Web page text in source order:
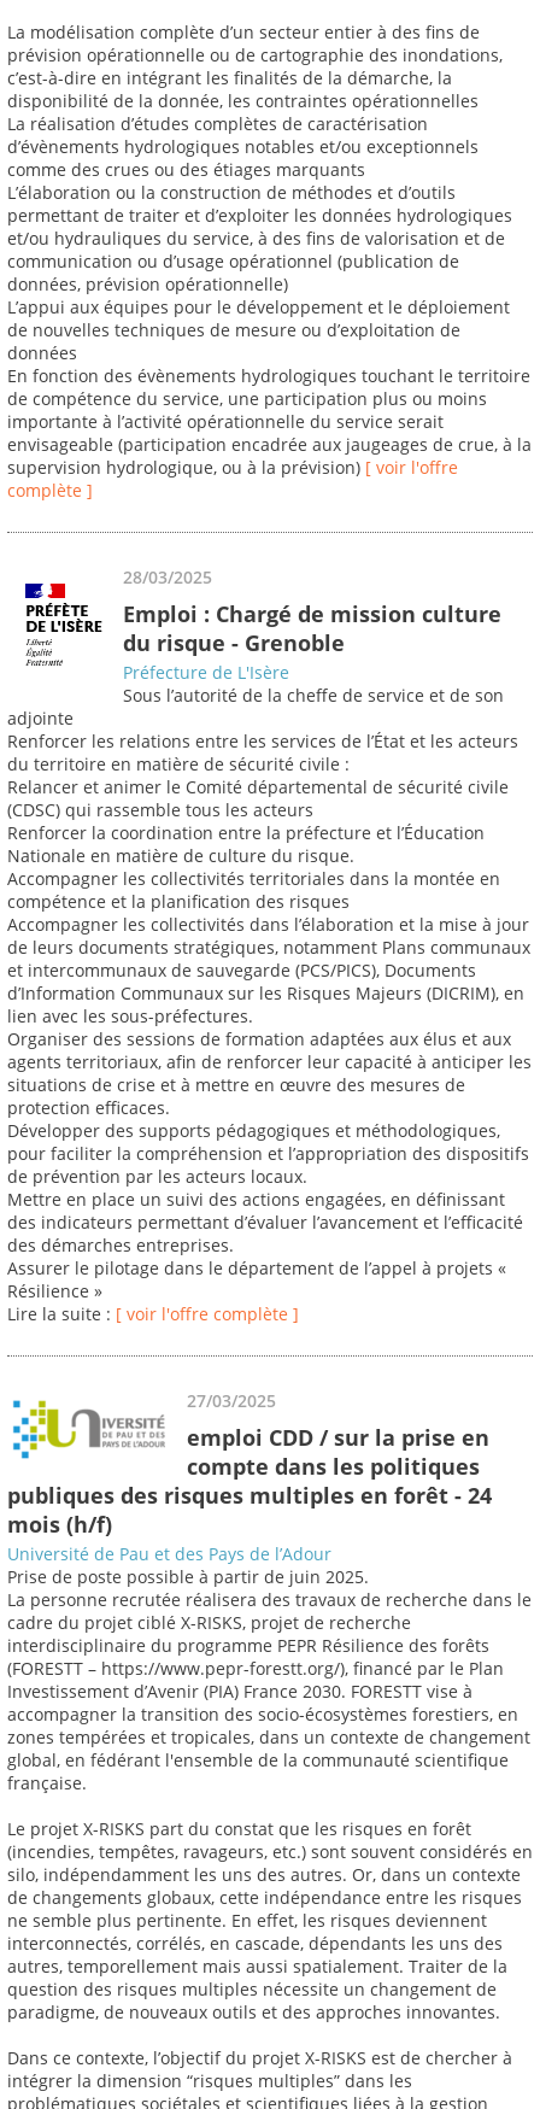
La modélisation complète d’un secteur entier à des fins de
prévision opérationnelle ou de cartographie des inondations,
c’est-à-dire en intégrant les finalités de la démarche, la
disponibilité de la donnée, les contraintes opérationnelles
La réalisation d’études complètes de caractérisation
d’évènements hydrologiques notables et/ou exceptionnels
comme des crues ou des étiages marquants
L’élaboration ou la construction de méthodes et d’outils
permettant de traiter et d’exploiter les données hydrologiques
et/ou hydrauliques du service, à des fins de valorisation et de
communication ou d’usage opérationnel (publication de
données, prévision opérationnelle)
L’appui aux équipes pour le développement et le déploiement
de nouvelles techniques de mesure ou d’exploitation de
données
En fonction des évènements hydrologiques touchant le territoire
de compétence du service, une participation plus ou moins
importante à l’activité opérationnelle du service serait
envisageable (participation encadrée aux jaugeages de crue, à la
supervision hydrologique, ou à la prévision) [ voir l'offre
complète ]
28/03/2025
Emploi : Chargé de mission culture
du risque - Grenoble
Préfecture de L'Isère
Sous l’autorité de la cheffe de service et de son
adjointe
Renforcer les relations entre les services de l’État et les acteurs
du territoire en matière de sécurité civile :
Relancer et animer le Comité départemental de sécurité civile
(CDSC) qui rassemble tous les acteurs
Renforcer la coordination entre la préfecture et l’Éducation
Nationale en matière de culture du risque.
Accompagner les collectivités territoriales dans la montée en
compétence et la planification des risques
Accompagner les collectivités dans l’élaboration et la mise à jour
de leurs documents stratégiques, notamment Plans communaux
et intercommunaux de sauvegarde (PCS/PICS), Documents
d’Information Communaux sur les Risques Majeurs (DICRIM), en
lien avec les sous-préfectures.
Organiser des sessions de formation adaptées aux élus et aux
agents territoriaux, afin de renforcer leur capacité à anticiper les
situations de crise et à mettre en œuvre des mesures de
protection efficaces.
Développer des supports pédagogiques et méthodologiques,
pour faciliter la compréhension et l’appropriation des dispositifs
de prévention par les acteurs locaux.
Mettre en place un suivi des actions engagées, en définissant
des indicateurs permettant d’évaluer l’avancement et l’efficacité
des démarches entreprises.
Assurer le pilotage dans le département de l’appel à projets «
Résilience »
Lire la suite : [ voir l'offre complète ]
27/03/2025
emploi CDD / sur la prise en
compte dans les politiques
publiques des risques multiples en forêt - 24
mois (h/f)
Université de Pau et des Pays de l’Adour
Prise de poste possible à partir de juin 2025.
La personne recrutée réalisera des travaux de recherche dans le
cadre du projet ciblé X-RISKS, projet de recherche
interdisciplinaire du programme PEPR Résilience des forêts
(FORESTT – https://www.pepr-forestt.org/), financé par le Plan
Investissement d’Avenir (PIA) France 2030. FORESTT vise à
accompagner la transition des socio-écosystèmes forestiers, en
zones tempérées et tropicales, dans un contexte de changement
global, en fédérant l'ensemble de la communauté scientifique
française.
Le projet X-RISKS part du constat que les risques en forêt
(incendies, tempêtes, ravageurs, etc.) sont souvent considérés en
silo, indépendamment les uns des autres. Or, dans un contexte
de changements globaux, cette indépendance entre les risques
ne semble plus pertinente. En effet, les risques deviennent
interconnectés, corrélés, en cascade, dépendants les uns des
autres, temporellement mais aussi spatialement. Traiter de la
question des risques multiples nécessite un changement de
paradigme, de nouveaux outils et des approches innovantes.
Dans ce contexte, l’objectif du projet X-RISKS est de chercher à
intégrer la dimension “risques multiples” dans les
problématiques sociétales et scientifiques liées à la gestion